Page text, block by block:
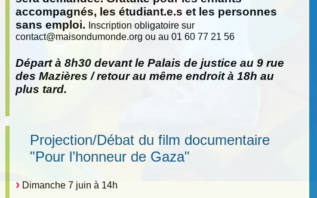
accompagnés, les étudiant.e.s et les personnes
sans emploi.
Inscription obligatoire sur
contact@maisondumonde.org ou au 01 60 77 21 56
Départ à 8h30 devant le Palais de justice au 9 rue
des Mazières / retour au même endroit à 18h au
plus tard.
Projection/Débat du film documentaire
"Pour l’honneur de Gaza"
Dimanche 7 juin à 14h